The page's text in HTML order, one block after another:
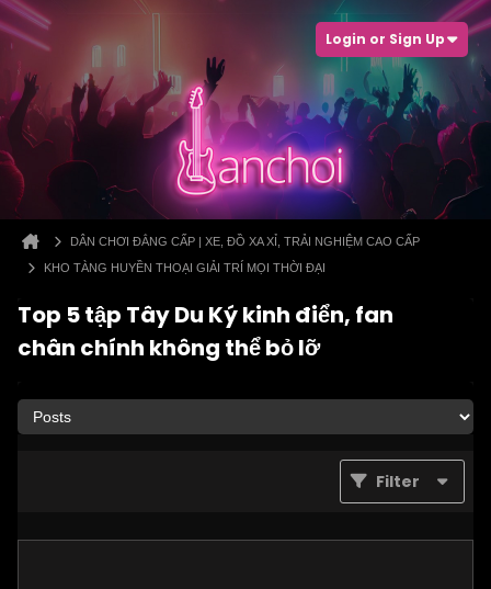
Login or Sign Up
DÂN CHƠI ĐẲNG CẤP | XE, ĐỒ XA XỈ, TRẢI NGHIỆM CAO CẤP
KHO TÀNG HUYỀN THOẠI GIẢI TRÍ MỌI THỜI ĐẠI
Top 5 tập Tây Du Ký kinh điển, fan
chân chính không thể bỏ lỡ
Filter